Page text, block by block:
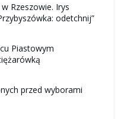
Rzeszowie. Irys
odetchnij”
Piastowym
przed wyborami